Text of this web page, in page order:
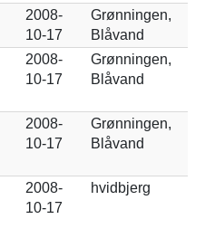
2008-
10-17
Grønningen,
Blåvand
2008-
10-17
Grønningen,
Blåvand
2008-
10-17
Grønningen,
Blåvand
2008-
10-17
hvidbjerg